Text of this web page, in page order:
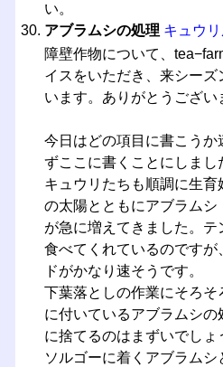
い。
アブラムシの処理 キュウ
障壁作物について、
イスをいただき、来シー
います。ありがとうござい
今日はどの項目に書こうか
ずここに書くことにしまし
キュウリたちも順調に生育
の太陽とともにアブラムシ
が急に増えてきました。
食べてくれているのです
ドがかなり速そうです。
下葉落としの作業にそろ
に付いているアブラムシ
に捨てるのはまずいでしょ
ソルゴーに着くアブラム